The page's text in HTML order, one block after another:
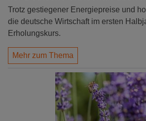
Trotz gestiegener Energiepreise und
die deutsche Wirtschaft im ersten
Erholungskurs.
Mehr zum Thema